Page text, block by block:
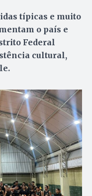
típicas e muito
o país e
Federal
cultural,